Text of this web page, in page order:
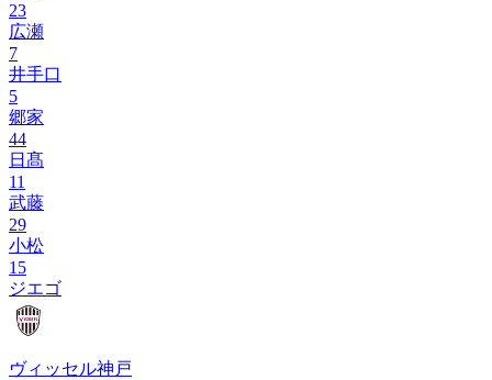
23
広瀬
7
井手口
5
郷家
44
日髙
11
武藤
29
小松
15
ジエゴ
ヴィッセル神戸